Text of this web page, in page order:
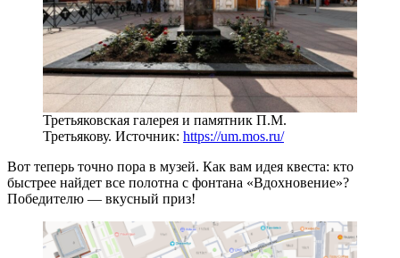
Третьяковская галерея и памятник П.М.
Третьякову. Источник: https://um.mos.ru/
Вот теперь точно пора в музей. Как вам идея квеста: кто
быстрее найдет все полотна с фонтана «Вдохновение»?
Победителю — вкусный приз!